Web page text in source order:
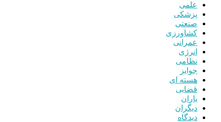
علمی
پزشکی
صنعتی
کشاورزی
عمرانی
انرژی
نظامی
جوایز
هسته ای
قضایی
یاران
دیگران
دیدگاه